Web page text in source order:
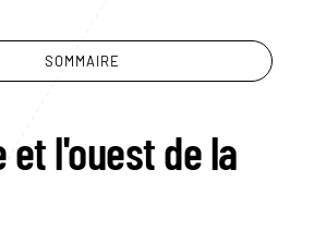
SOMMAIRE
et l'ouest de la